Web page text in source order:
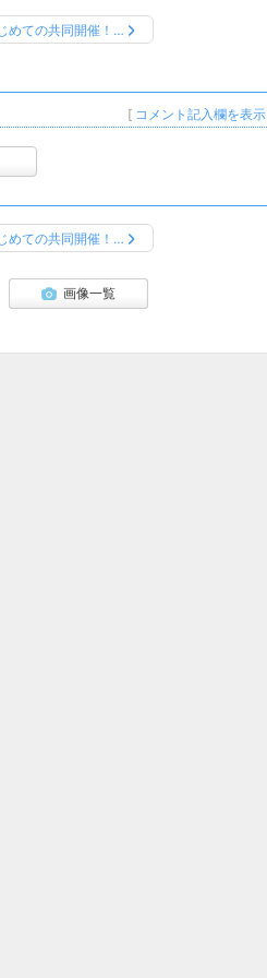
めての共同開催！…
[ コメント記入欄を表示
めての共同開催！…
画像一覧